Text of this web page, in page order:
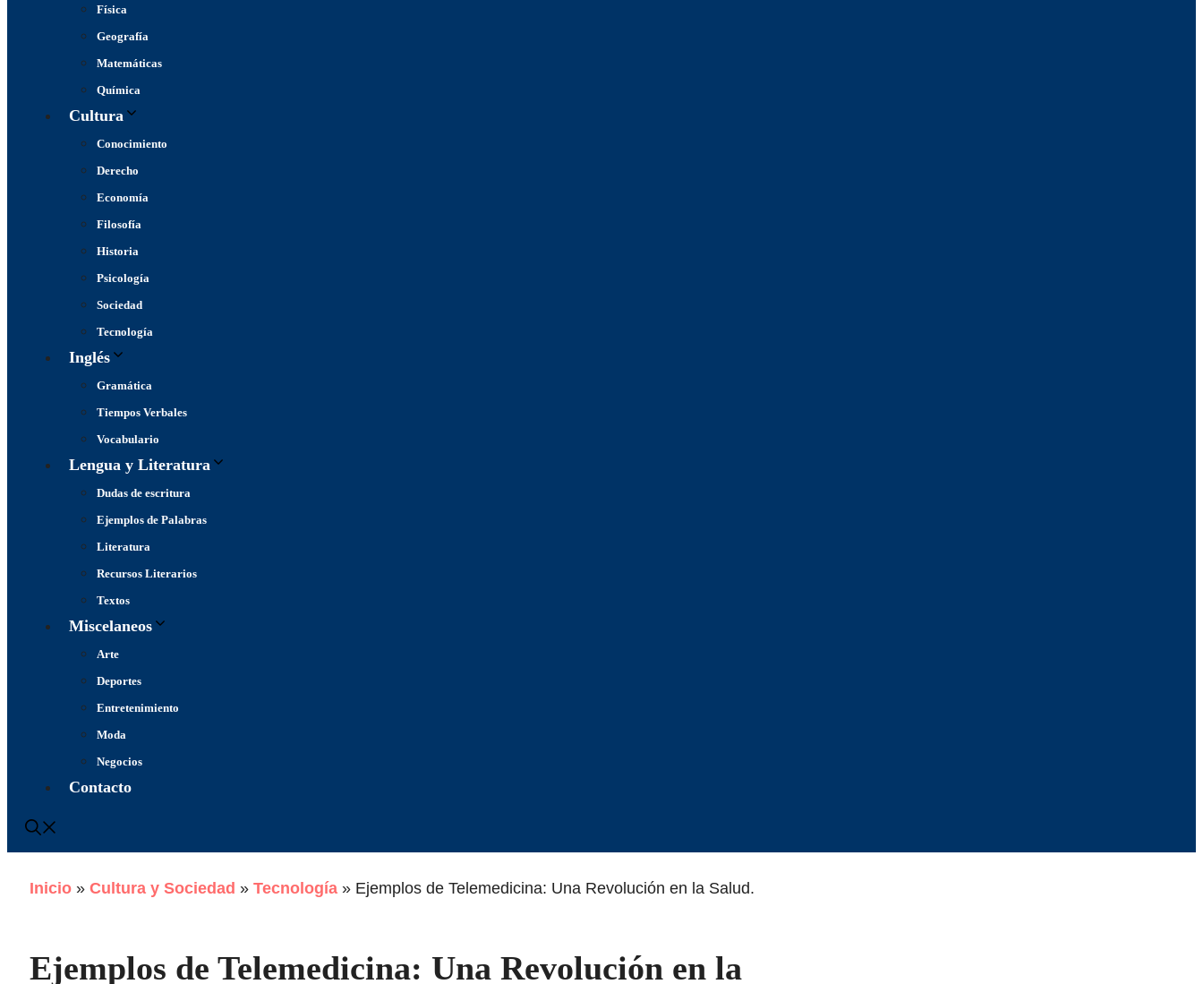
Física
Geografía
Matemáticas
Química
Cultura
Conocimiento
Derecho
Economía
Filosofía
Historia
Psicología
Sociedad
Tecnología
Inglés
Gramática
Tiempos Verbales
Vocabulario
Lengua y Literatura
Dudas de escritura
Ejemplos de Palabras
Literatura
Recursos Literarios
Textos
Miscelaneos
Arte
Deportes
Entretenimiento
Moda
Negocios
Contacto
Inicio » Cultura y Sociedad » Tecnología » Ejemplos de Telemedicina: Una Revolución en la Salud.
Ejemplos de Telemedicina: Una Revolución en la